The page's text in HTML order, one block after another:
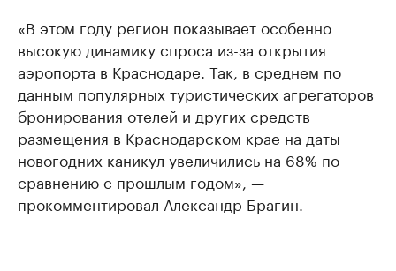
«В этом году регион показывает особенно
высокую динамику спроса из-за открытия
аэропорта в Краснодаре. Так, в среднем по
данным популярных туристических агрегаторов
бронирования отелей и других средств
размещения в Краснодарском крае на даты
новогодних каникул увеличились на 68% по
сравнению с прошлым годом», —
прокомментировал Александр Брагин.